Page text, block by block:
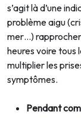
s’agit là d’une
problème aigu
mer…)
heures voire tous
multiplier les
symptômes.
Pendant